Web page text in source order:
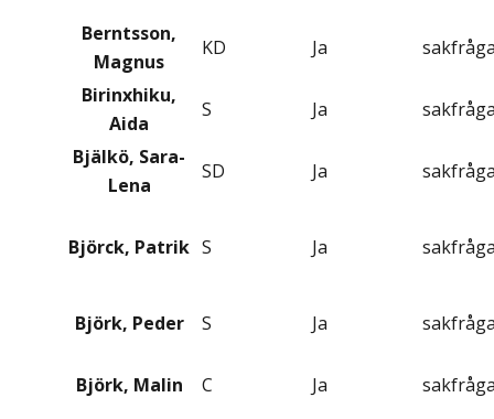
Berntsson,
Magnus
KD Ja
Birinxhiku,
Aida
S Ja
Bjälkö, Sara-
Lena
SD Ja
Björck, Patrik S Ja
Björk, Peder S Ja
Björk, Malin C Ja